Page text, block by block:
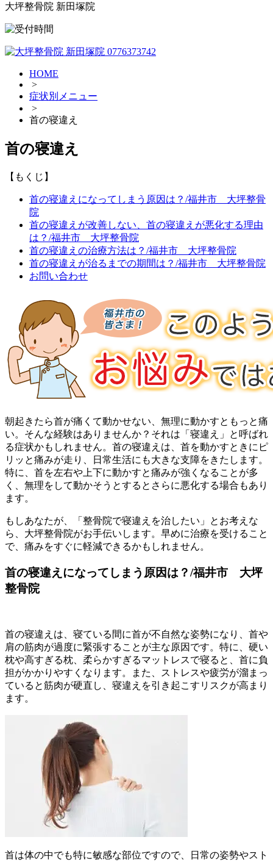
大坪整骨院 新田塚院
HOME
>
症状別メニュー
>
首の寝違え
首の寝違え
【もくじ】
首の寝違えになってしまう原因は？/福井市 大坪整骨
院
首の寝違えが改善しない、首の寝違えが悪化する理由
は？/福井市 大坪整骨院
首の寝違えの治療方法は？/福井市 大坪整骨院
首の寝違えが治るまでの期間は？/福井市 大坪整骨院
お問い合わせ
朝起きたら首が痛くて動かせない、無理に動かすともっと痛
い。そんな経験はありませんか？それは「寝違え」と呼ばれ
る症状かもしれません。首の寝違えは、首を動かすときにピ
リッと痛みが走り、日常生活にも大きな支障をきたします。
特に、首を左右や上下に動かすと痛みが強くなることが多
く、無理をして動かそうとするとさらに悪化する場合もあり
ます。
もしあなたが、「整骨院で寝違えを治したい」とお考えな
ら、大坪整骨院がお手伝いします。早めに治療を受けること
で、痛みをすぐに軽減できるかもしれません。
首の寝違えになってしまう原因は？/福井市 大坪
整骨院
首の寝違えは、寝ている間に首が不自然な姿勢になり、首や
肩の筋肉が過度に緊張することが主な原因です。特に、硬い
枕や高すぎる枕、柔らかすぎるマットレスで寝ると、首に負
担がかかりやすくなります。また、ストレスや疲労が溜まっ
ていると筋肉が硬直し、寝違えを引き起こすリスクが高まり
ます。
首は体の中でも特に敏感な部位ですので、日常の姿勢やスト